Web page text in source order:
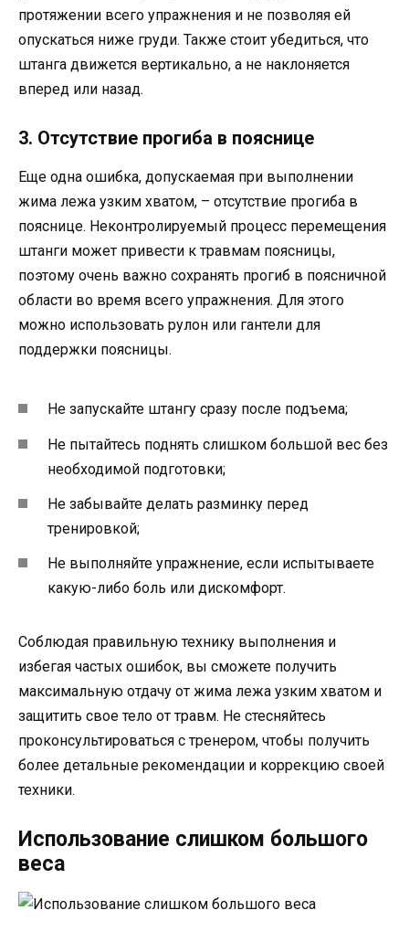
протяжении всего упражнения и не позволяя ей
опускаться ниже груди. Также стоит убедиться, что
штанга движется вертикально, а не наклоняется
вперед или назад.
3. Отсутствие прогиба в пояснице
Еще одна ошибка, допускаемая при выполнении
жима лежа узким хватом, – отсутствие прогиба в
пояснице. Неконтролируемый процесс перемещения
штанги может привести к травмам поясницы,
поэтому очень важно сохранять прогиб в поясничной
области во время всего упражнения. Для этого
можно использовать рулон или гантели для
поддержки поясницы.
Не запускайте штангу сразу после подъема;
Не пытайтесь поднять слишком большой вес без
необходимой подготовки;
Не забывайте делать разминку перед
тренировкой;
Не выполняйте упражнение, если испытываете
какую-либо боль или дискомфорт.
Соблюдая правильную технику выполнения и
избегая частых ошибок, вы сможете получить
максимальную отдачу от жима лежа узким хватом и
защитить свое тело от травм. Не стесняйтесь
проконсультироваться с тренером, чтобы получить
более детальные рекомендации и коррекцию своей
техники.
Использование слишком большого
веса